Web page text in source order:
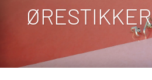
ØRESTIKKER